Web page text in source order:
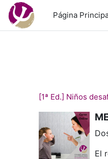
Salta al contenido principal
Página
[1ª Ed.] Niños
El